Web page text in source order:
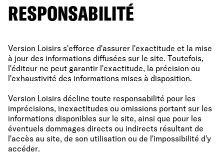
RESPONSABILITÉ
Version Loisirs s'efforce d'assurer l'exactitude et la mise
à jour des informations diffusées sur le site. Toutefois,
l'éditeur ne peut garantir l'exactitude, la précision ou
l'exhaustivité des informations mises à disposition.
Version Loisirs décline toute responsabilité pour les
imprécisions, inexactitudes ou omissions portant sur les
informations disponibles sur le site, ainsi que pour les
éventuels dommages directs ou indirects résultant de
l'accès au site, de son utilisation ou de l'impossibilité d'y
accéder.